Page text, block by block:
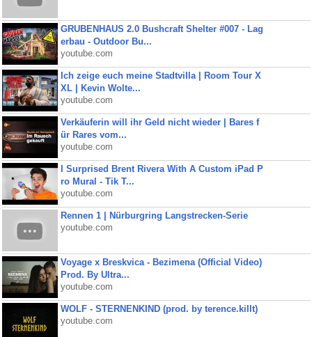
GRUBENHAUS 2.0 Bushcraft Shelter #007 - Lag
erbau - Outdoor Bu...
youtube.com
Ich zeige euch meine Stadtvilla | Room Tour X
XL | Kevin Wolte...
youtube.com
Verkäuferin will ihr Geld nicht wieder | Bares f
ür Rares vom...
youtube.com
I Surprised Brent Rivera With A Custom iPad P
ro Mural - Tik T...
youtube.com
Rennen 1 | Nürburgring Langstrecken-Serie
youtube.com
Voyage x Breskvica - Bezimena (Official Video)
Prod. By Ultra...
youtube.com
WOLF - STERNENKIND (prod. by terence.killt)
youtube.com